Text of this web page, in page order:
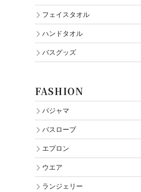
フェイスタオル
ハンドタオル
バスグッズ
FASHION
パジャマ
バスローブ
エプロン
ウエア
ランジェリー